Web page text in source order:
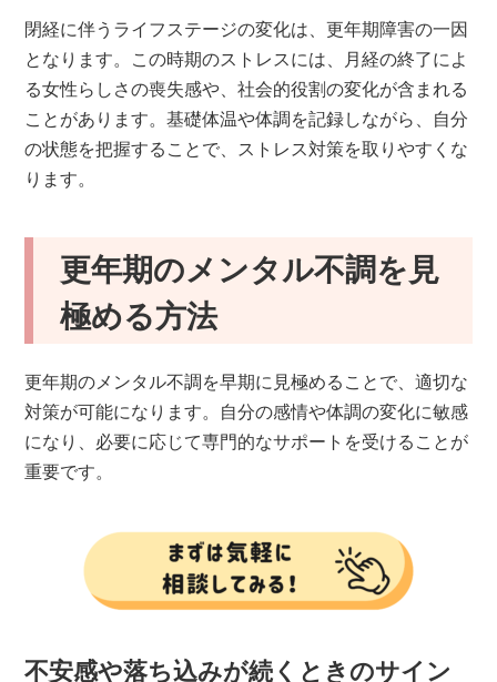
閉経に伴うライフステージの変化は、更年期障害の一因
となります。この時期のストレスには、月経の終了によ
る女性らしさの喪失感や、社会的役割の変化が含まれる
ことがあります。基礎体温や体調を記録しながら、自分
の状態を把握することで、ストレス対策を取りやすくな
ります。
更年期のメンタル不調を見
極める方法
更年期のメンタル不調を早期に見極めることで、適切な
対策が可能になります。自分の感情や体調の変化に敏感
になり、必要に応じて専門的なサポートを受けることが
重要です。
不安感や落ち込みが続くときのサイン